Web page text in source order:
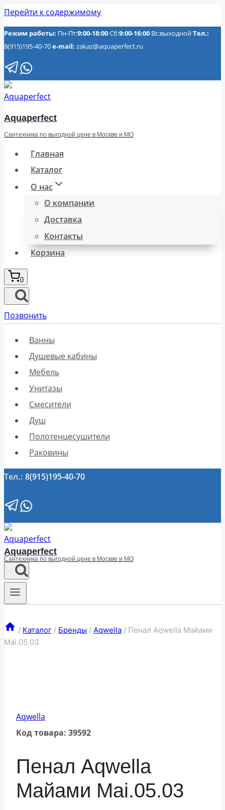
Перейти к содержимому
Режим работы: Пн-Пт:9:00-18:00Сб:9:00-16:00 Вс:выходнойТел.:
8(915)195-40-70e-mail: zakaz@aquaperfect.ru
Aquaperfect
Сантехника по выгодной цене в Москве и МО
Главная
Каталог
О нас
О компании
Доставка
Контакты
Корзина
0
Позвонить
Ванны
Душевые кабины
Мебель
Унитазы
Смесители
Душ
Полотенцесушители
Раковины
Тел.: 8(915)195-40-70
Aquaperfect
Сантехника по выгодной цене в Москве и МО
/ Каталог / Бренды / Aqwella / Пенал Aqwella Майами
Mai.05.03
Aqwella
Код товара: 39592
Пенал Aqwella
Майами Mai.05.03